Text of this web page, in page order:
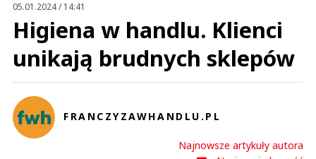
05.01.2024 / 14:41
Higiena w handlu. Klienci
unikają brudnych sklepów
FRANCZYZAWHANDLU.PL
Najnowsze artykuły autora